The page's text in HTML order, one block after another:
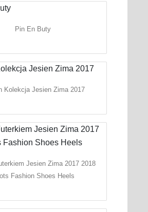
Pin En Buty
Kolekcja Jesien Zima 2017
Jesien Zima 2017 2018
Fashion Shoes Heels